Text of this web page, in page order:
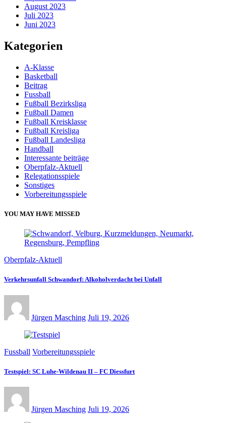
August 2023
Juli 2023
Juni 2023
Kategorien
A-Klasse
Basketball
Beitrag
Fussball
Fußball Bezirksliga
Fußball Damen
Fußball Kreisklasse
Fußball Kreisliga
Fußball Landesliga
Handball
Interessante beiträge
Oberpfalz-Aktuell
Relegationsspiele
Sonstiges
Vorbereitungsspiele
YOU MAY HAVE MISSED
Oberpfalz-Aktuell
Verkehrsunfall Schwandorf: Alkoholverdacht bei Unfall
Jürgen Masching Juli 19, 2026
Fussball Vorbereitungsspiele
Testspiel: SC Luhe-Wildenau II – FC Diessfurt
Jürgen Masching Juli 19, 2026